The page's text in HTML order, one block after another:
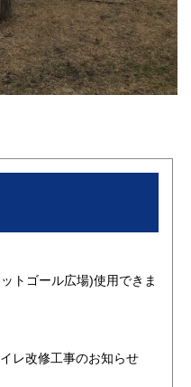
トゴール広場)使用できま
レ改修工事のお知らせ